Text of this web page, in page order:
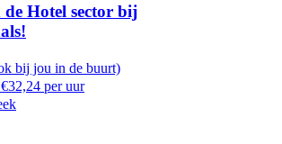
Hotel sector bij
bij jou in de buurt)
per uur